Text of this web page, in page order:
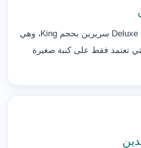
تضم Deluxe Family Room سريرين بحجم King، وهي
تعتمد فقط على كنبة صغيرة